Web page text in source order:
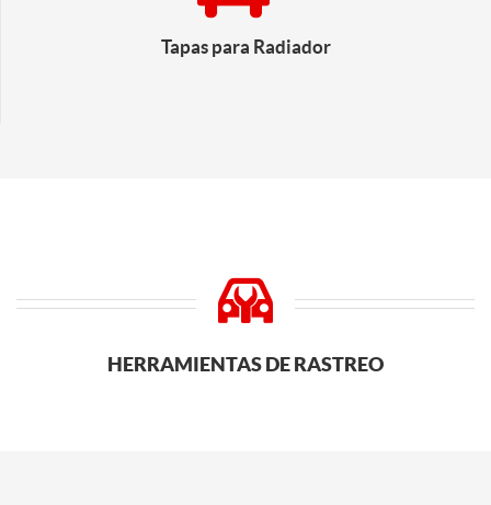
Tapas para Radiador
HERRAMIENTAS DE RASTREO